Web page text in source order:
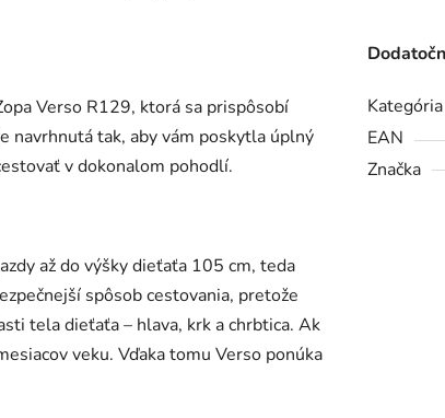
Verso R129, ktorá sa prispôsobí
navrhnutá tak, aby vám poskytla úplný
v dokonalom pohodlí.
až do výšky dieťaťa 105 cm, teda
spôsob cestovania, pretože
tela dieťaťa – hlava, krk a chrbtica. Ak
veku. Vďaka tomu Verso ponúka
Kategória
EAN
Značka